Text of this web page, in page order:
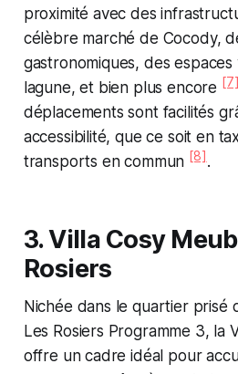
proximité avec des
célèbre marché de Cocody,
gastronomiques, des
lagune, et bien plus encore [7]
déplacements sont facilités
accessibilité, que ce soit en
transports en commun [8].
3. Villa Cosy
Rosiers
Nichée dans le quartier prisé
Les Rosiers Programme 3, la
offre un cadre idéal pour